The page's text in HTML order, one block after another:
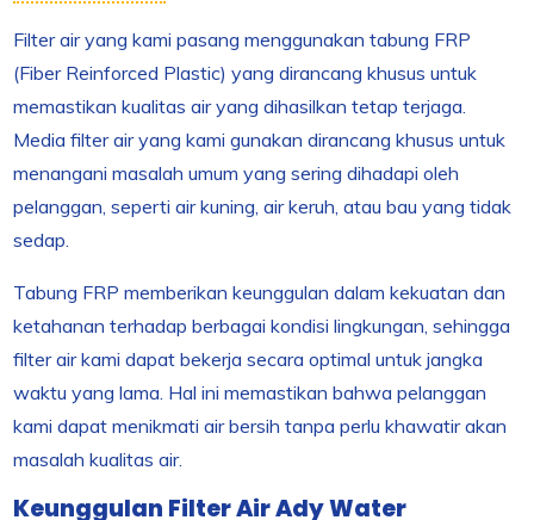
Filter air yang kami pasang menggunakan tabung FRP
(Fiber Reinforced Plastic) yang dirancang khusus untuk
memastikan kualitas air yang dihasilkan tetap terjaga.
Media filter air yang kami gunakan dirancang khusus untuk
menangani masalah umum yang sering dihadapi oleh
pelanggan, seperti air kuning, air keruh, atau bau yang tidak
sedap.
Tabung FRP memberikan keunggulan dalam kekuatan dan
ketahanan terhadap berbagai kondisi lingkungan, sehingga
filter air kami dapat bekerja secara optimal untuk jangka
waktu yang lama. Hal ini memastikan bahwa pelanggan
kami dapat menikmati air bersih tanpa perlu khawatir akan
masalah kualitas air.
Keunggulan Filter Air Ady Water